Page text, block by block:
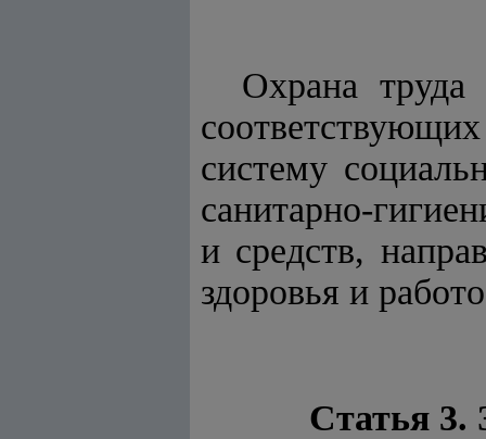
Охрана труда
систему
санитарно-
и средств,
здоровья и
Статья 3.